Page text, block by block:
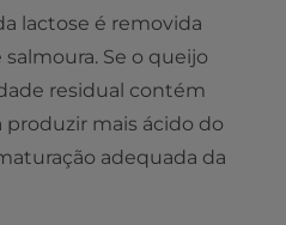
lactose é removida
Se o queijo
residual contém
produzir mais ácido do
adequada da